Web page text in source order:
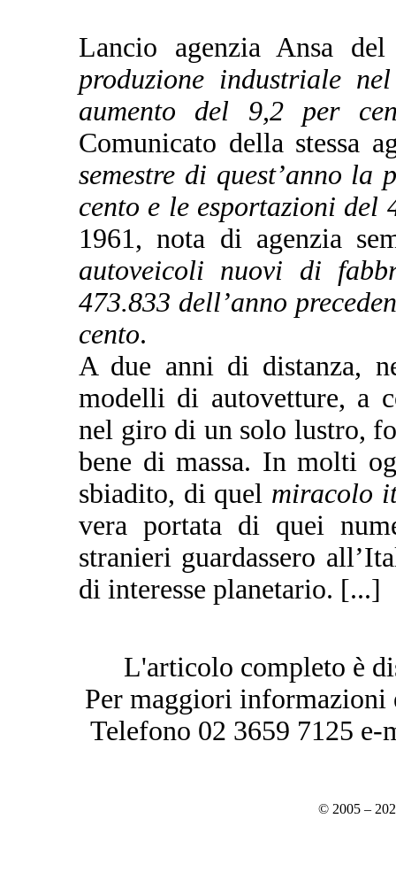
Lancio agenzia Ansa
produzione industriale
aumento del 9,2 per
Comunicato della stessa
semestre di quest’anno la
cento e le esportazioni del
1961, nota di agenzia
autoveicoli nuovi di
473.833 dell’anno
cento.
A due anni di distanza,
modelli di autovetture, a
nel giro di un solo lustro,
bene di massa. In molti
sbiadito, di quel miracolo
vera portata di quei
stranieri guardassero
di interesse planetario. [...]
L'articolo completo è
Per maggiori informazioni
Telefono 02 3659 7125
© 2005 –